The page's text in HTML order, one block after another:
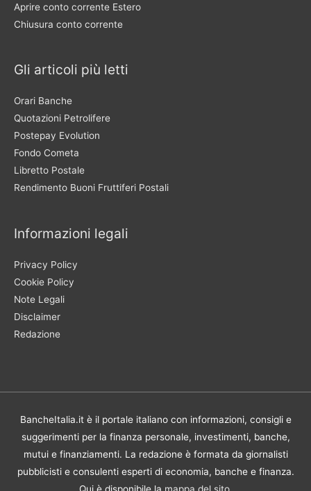
Aprire conto corrente Estero
Chiusura conto corrente
Gli articoli più letti
Orari Banche
Quotazioni Petrolifere
Postepay Evolution
Fondo Cometa
Libretto Postale
Rendimento Buoni Fruttiferi Postali
Informazioni legali
Privacy Policy
Cookie Policy
Note Legali
Disclaimer
Redazione
BancheItalia.it è il portale italiano con informazioni, consigli e
suggerimenti per la finanza personale, investimenti, banche,
mutui e finanziamenti. La redazione è formata da giornalisti
pubblicisti e consulenti esperti di economia, banche e finanza.